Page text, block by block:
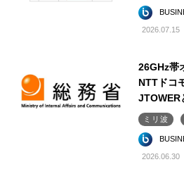
2026.07.15
26GHz帯
NTTドコ
JTOWER
ミリ波
2026.06.30